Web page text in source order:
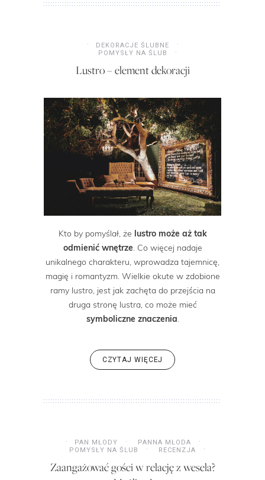
DEKORACJE ŚLUBNE
POMYSŁY NA ŚLUB
Lustro – element dekoracji
Kto by pomyślał, że lustro może aż tak
odmienić wnętrze . Co więcej nadaje
unikalnego charakteru, wprowadza tajemnicę,
magię i romantyzm. Wielkie okute w zdobione
ramy lustro, jest jak zachęta do przejścia na
druga stronę lustra, co może mieć
symboliczne znaczenia
CZYTAJ WIĘCEJ
PAN MŁODY
PANNA MŁODA
POMYSŁY NA ŚLUB
RECENZJA
Zaangażować gości w relację z wesela?